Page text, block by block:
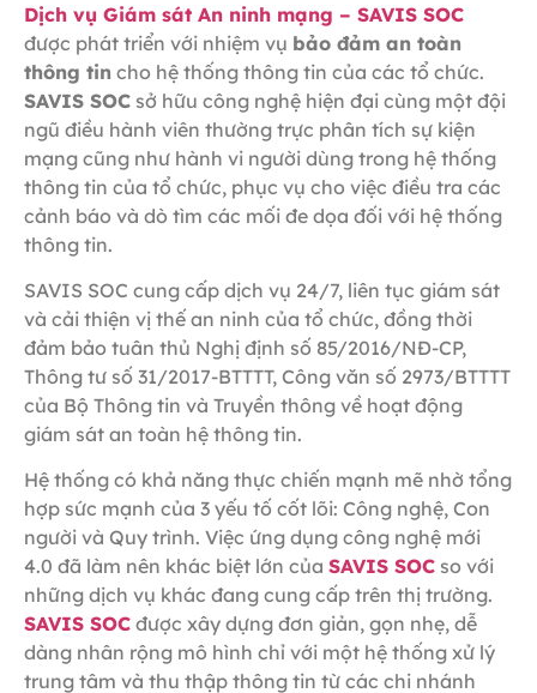
Dịch vụ Giám sát An ninh mạng – SAVIS SOC
được phát triển với nhiệm vụ bảo đảm an toàn
thông tin cho hệ thống thông tin của các tổ chức.
SAVIS SOC sở hữu công nghệ hiện đại cùng một đội
ngũ điều hành viên thường trực phân tích sự kiện
mạng cũng như hành vi người dùng trong hệ thống
thông tin của tổ chức, phục vụ cho việc điều tra các
cảnh báo và dò tìm các mối đe dọa đối với hệ thống
thông tin.
SAVIS SOC cung cấp dịch vụ 24/7, liên tục giám sát
và cải thiện vị thế an ninh của tổ chức, đồng thời
đảm bảo tuân thủ Nghị định số 85/2016/NĐ-CP,
Thông tư số 31/2017-BTTTT, Công văn số 2973/BTTTT
của Bộ Thông tin và Truyền thông về hoạt động
giám sát an toàn hệ thông tin.
Hệ thống có khả năng thực chiến mạnh mẽ nhờ tổng
hợp sức mạnh của 3 yếu tố cốt lõi: Công nghệ, Con
người và Quy trình. Việc ứng dụng công nghệ mới
4.0 đã làm nên khác biệt lớn của SAVIS SOC so với
những dịch vụ khác đang cung cấp trên thị trường.
SAVIS SOC được xây dựng đơn giản, gọn nhẹ, dễ
dàng nhân rộng mô hình chỉ với một hệ thống xử lý
trung tâm và thu thập thông tin từ các chi nhánh